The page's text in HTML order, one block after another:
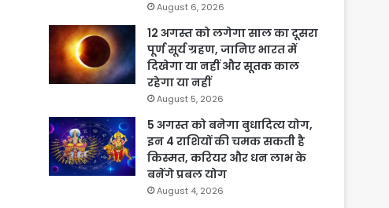
August 6, 2026
12 अगस्त को लगेगा साल का दूसरा
पूर्ण सूर्य ग्रहण, जानिए भारत में
दिखेगा या नहीं और सूतक काल
रहेगा या नहीं
August 5, 2026
5 अगस्त को बनेगा बुधादित्य योग,
इन 4 राशियों की चमक सकती है
किस्मत, करियर और धन लाभ के
बनेंगे प्रबल योग
August 4, 2026